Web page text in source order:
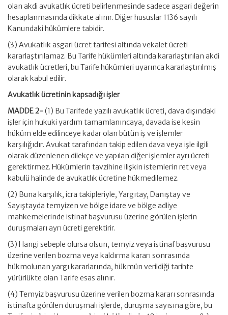
olan akdi avukatlık ücreti belirlenmesinde sadece asgari değerin
hesaplanmasında dikkate alınır. Diğer hususlar 1136 sayılı
Kanundaki hükümlere tabidir.
(3) Avukatlık asgari ücret tarifesi altında vekalet ücreti
kararlaştırılamaz. Bu Tarife hükümleri altında kararlaştırılan akdi
avukatlık ücretleri, bu Tarife hükümleri uyarınca kararlaştırılmış
olarak kabul edilir.
Avukatlık ücretinin kapsadığı işler
MADDE 2-(1) Bu Tarifede yazılı avukatlık ücreti, dava dışındaki
işler için hukuki yardım tamamlanıncaya, davada ise kesin
hüküm elde edilinceye kadar olan bütün iş ve işlemler
karşılığıdır. Avukat tarafından takip edilen dava veya işle ilgili
olarak düzenlenen dilekçe ve yapılan diğer işlemler ayrı ücreti
gerektirmez. Hükümlerin tavzihine ilişkin istemlerin ret veya
kabulü halinde de avukatlık ücretine hükmedilemez.
(2) Buna karşılık, icra takipleriyle, Yargıtay, Danıştay ve
Sayıştayda temyizen ve bölge idare ve bölge adliye
mahkemelerinde istinaf başvurusu üzerine görülen işlerin
duruşmaları ayrı ücreti gerektirir.
(3) Hangi sebeple olursa olsun, temyiz veya istinaf başvurusu
üzerine verilen bozma veya kaldırma kararı sonrasında
hükmolunan yargı kararlarında, hükmün verildiği tarihte
yürürlükte olan Tarife esas alınır.
(4) Temyiz başvurusu üzerine verilen bozma kararı sonrasında
istinafta görülen duruşmalı işlerde, duruşma sayısına göre, bu